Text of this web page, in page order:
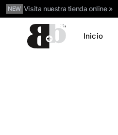
NEW Visita nuestra tienda online »
B más B Atlantik
Inicio